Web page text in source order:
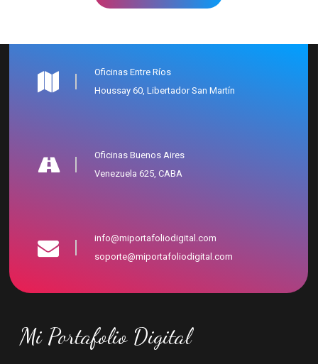
Oficinas Entre Ríos
Houssay 60, Libertador San Martín
Oficinas Buenos Aires
Venezuela 625, CABA
info@miportafoliodigital.com
soporte@miportafoliodigital.com
Mi Portafolio Digital